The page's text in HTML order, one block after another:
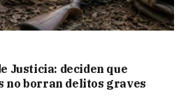
Justicia: deciden que
no borran delitos graves